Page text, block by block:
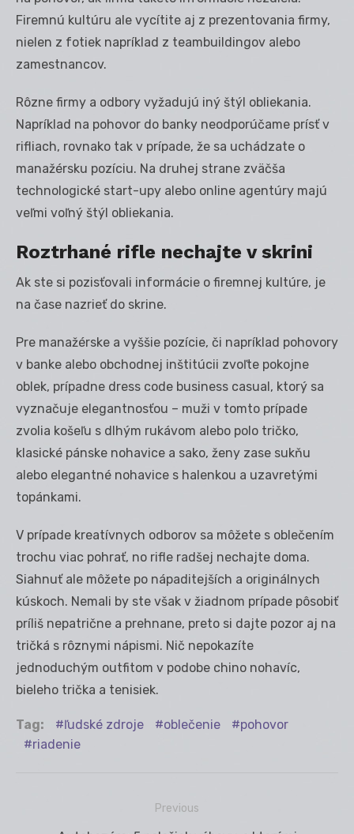
Firemnú kultúru ale vycítite aj z prezentovania firmy,
nielen z fotiek napríklad z teambuildingov alebo
zamestnancov.
Rôzne firmy a odbory vyžadujú iný štýl obliekania.
Napríklad na pohovor do banky neodporúčame prísť v
rifliach, rovnako tak v prípade, že sa uchádzate o
manažérsku pozíciu. Na druhej strane zväčša
technologické start-upy alebo online agentúry majú
veľmi voľný štýl obliekania.
Roztrhané rifle nechajte v skrini
Ak ste si pozisťovali informácie o firemnej kultúre, je
na čase nazrieť do skrine.
Pre manažérske a vyššie pozície, či napríklad pohovory
v banke alebo obchodnej inštitúcii zvoľte pokojne
oblek, prípadne dress code business casual, ktorý sa
vyznačuje elegantnosťou – muži v tomto prípade
zvolia košeľu s dlhým rukávom alebo polo tričko,
klasické pánske nohavice a sako, ženy zase sukňu
alebo elegantné nohavice s halenkou a uzavretými
topánkami.
V prípade kreatívnych odborov sa môžete s oblečením
trochu viac pohrať, no rifle radšej nechajte doma.
Siahnuť ale môžete po nápaditejších a originálnych
kúskoch. Nemali by ste však v žiadnom prípade pôsobiť
príliš nepatrične a prehnane, preto si dajte pozor aj na
tričká s rôznymi nápismi. Nič nepokazíte
jednoduchým outfitom v podobe chino nohavíc,
bieleho trička a tenisiek.
Tag: ľudské zdroje oblečenie
pohovor
riadenie
Previous